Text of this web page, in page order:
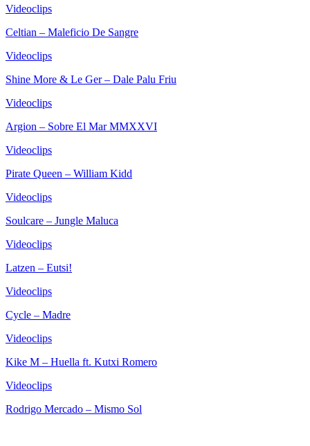
Videoclips
Celtian – Maleficio De Sangre
Videoclips
Shine More & Le Ger – Dale Palu Friu
Videoclips
Argion – Sobre El Mar MMXXVI
Videoclips
Pirate Queen – William Kidd
Videoclips
Soulcare – Jungle Maluca
Videoclips
Latzen – Eutsi!
Videoclips
Cycle – Madre
Videoclips
Kike M – Huella ft. Kutxi Romero
Videoclips
Rodrigo Mercado – Mismo Sol